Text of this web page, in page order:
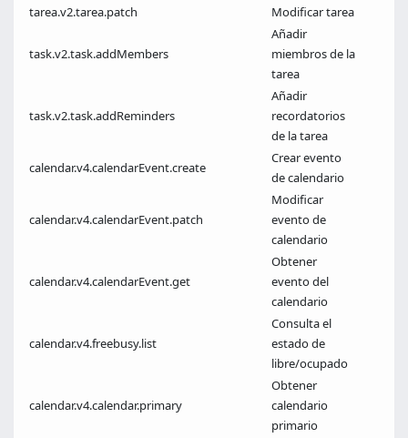
tarea.v2.tarea.patch
Modificar tarea
task.v2.task.addMembers
Añadir
miembros de la
tarea
task.v2.task.addReminders
Añadir
recordatorios
de la tarea
calendar.v4.calendarEvent.create
Crear evento
de calendario
calendar.v4.calendarEvent.patch
Modificar
evento de
calendario
calendar.v4.calendarEvent.get
Obtener
evento del
calendario
calendar.v4.freebusy.list
Consulta el
estado de
libre/ocupado
calendar.v4.calendar.primary
Obtener
calendario
primario